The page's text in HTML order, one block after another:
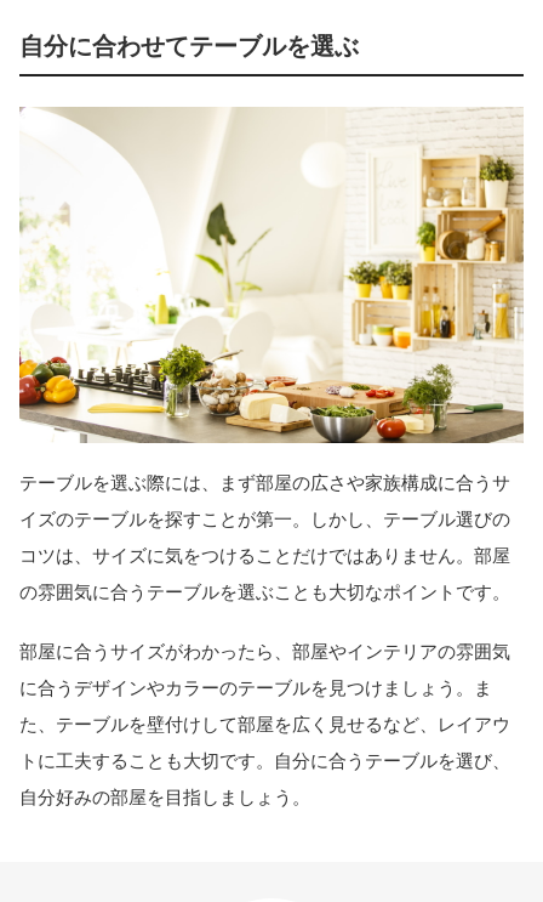
自分に合わせてテーブルを選ぶ
テーブルを選ぶ際には、まず部屋の広さや家族構成に合うサ
イズのテーブルを探すことが第一。しかし、テーブル選びの
コツは、サイズに気をつけることだけではありません。部屋
の雰囲気に合うテーブルを選ぶことも大切なポイントです。
部屋に合うサイズがわかったら、部屋やインテリアの雰囲気
に合うデザインやカラーのテーブルを見つけましょう。ま
た、テーブルを壁付けして部屋を広く見せるなど、レイアウ
トに工夫することも大切です。自分に合うテーブルを選び、
自分好みの部屋を目指しましょう。